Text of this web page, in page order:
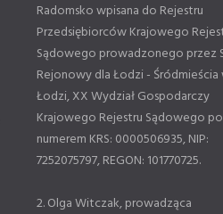
Radomsko wpisana do Rejestru
Przedsiębiorców Krajowego
Sądowego prowadzonego przez
Rejonowy dla Łodzi - Śródmieścia
Łodzi, XX Wydział Gospodarczy
Krajowego Rejestru Sądowego
numerem KRS: 0000506935, NIP:
7252075797, REGON: 101770725.
2. Olga Witczak, prowadząca